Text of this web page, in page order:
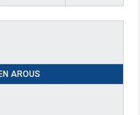
AROUS